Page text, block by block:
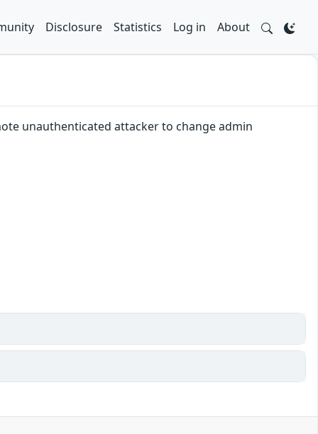
Disclosure Statistics Log in About
unauthenticated attacker to change admin